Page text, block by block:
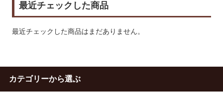
最近チェックした商品
最近チェックした商品はまだありません。
カテゴリーから選ぶ